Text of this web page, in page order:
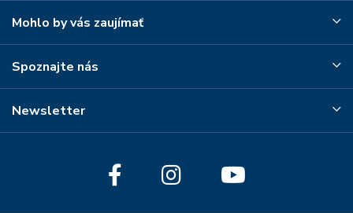
Mohlo by vás zaujímať
Spoznajte nás
Newsletter